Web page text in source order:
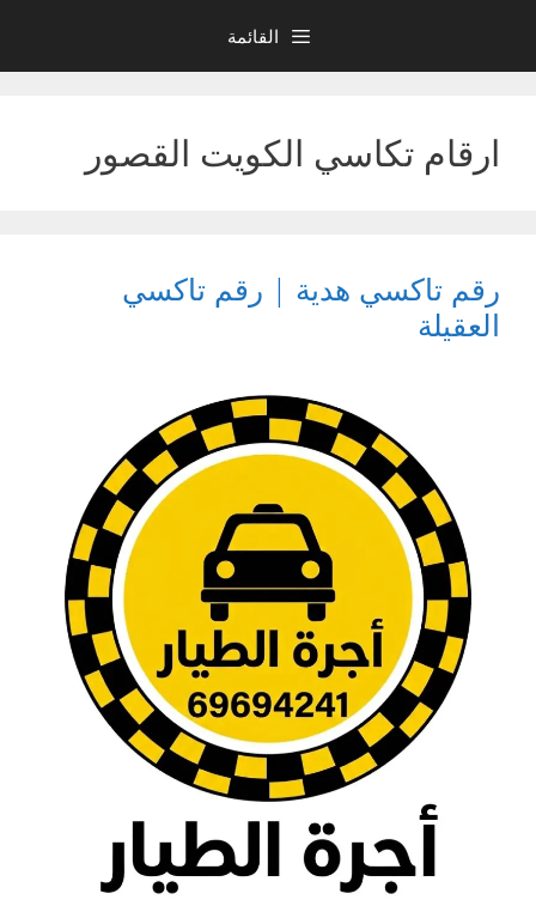
المحتوى
القائمة
ارقام تكاسي الكويت القصور
رقم تاكسي هدية | رقم تاكسي
العقيلة